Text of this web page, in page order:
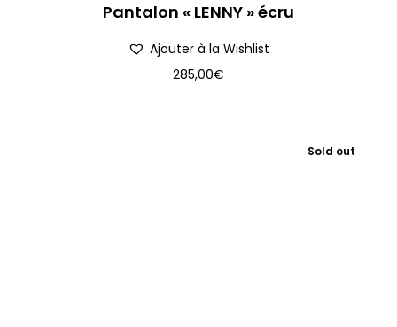
Pantalon « LENNY » écru
Ajouter à la Wishlist
285,00€
Sold out